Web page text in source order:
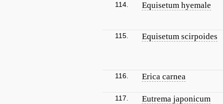
114. Equisetum hyemale
115. Equisetum scirpoides
116. Erica carnea
117. Eutrema japonicum